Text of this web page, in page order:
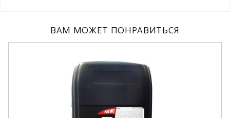
ВАМ МОЖЕТ ПОНРАВИТЬСЯ